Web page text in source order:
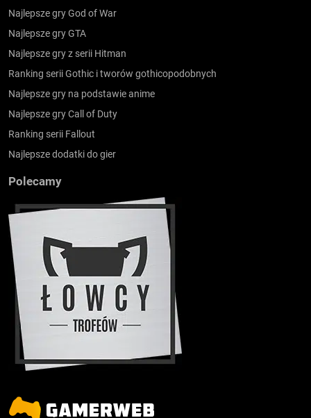
Najlepsze gry God of War
Najlepsze gry GTA
Najlepsze gry z serii Hitman
Ranking serii Gothic i tworów gothicopodobnych
Najlepsze gry na podstawie anime
Najlepsze gry Call of Duty
Ranking serii Fallout
Najlepsze dodatki do gier
Polecamy